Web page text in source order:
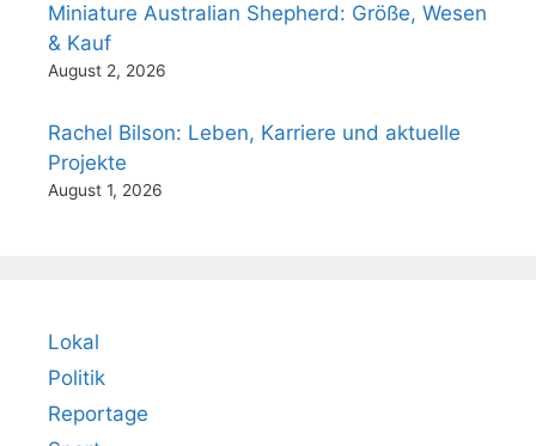
Miniature Australian Shepherd: Größe, Wesen
& Kauf
August 2, 2026
Rachel Bilson: Leben, Karriere und aktuelle
Projekte
August 1, 2026
Lokal
Politik
Reportage